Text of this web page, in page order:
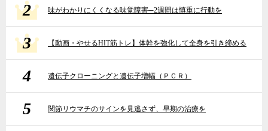
2 味がわかりにくくなる味覚障害─2週間は慎重に行動を
3 【動画・やせるHIT筋トレ】体幹を強化して全身を引き締める
4 遺伝子クローニングと遺伝子増幅（ＰＣＲ）
5 関節リウマチのサインを見逃さず、早期の治療を